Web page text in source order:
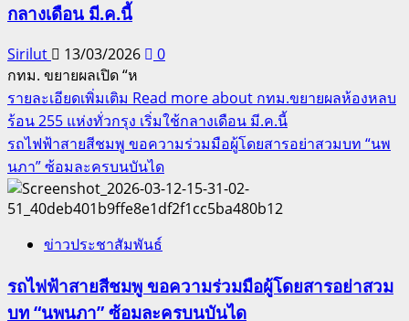
กลางเดือน มี.ค.นี้
Sirilut 13/03/2026
0
กทม. ขยายผลเปิด “ห
รายละเอียดเพิ่มเติม Read more about กทม.ขยายผลห้องหลบ
ร้อน 255 แห่งทั่วกรุง เริ่มใช้กลางเดือน มี.ค.นี้
รถไฟฟ้าสายสีชมพู ขอความร่วมมือผู้โดยสารอย่าสวมบท “นพ
นภา” ซ้อมละครบนบันได
ข่าวประชาสัมพันธ์
รถไฟฟ้าสายสีชมพู ขอความร่วมมือผู้โดยสารอย่าสวม
บท “นพนภา” ซ้อมละครบนบันได